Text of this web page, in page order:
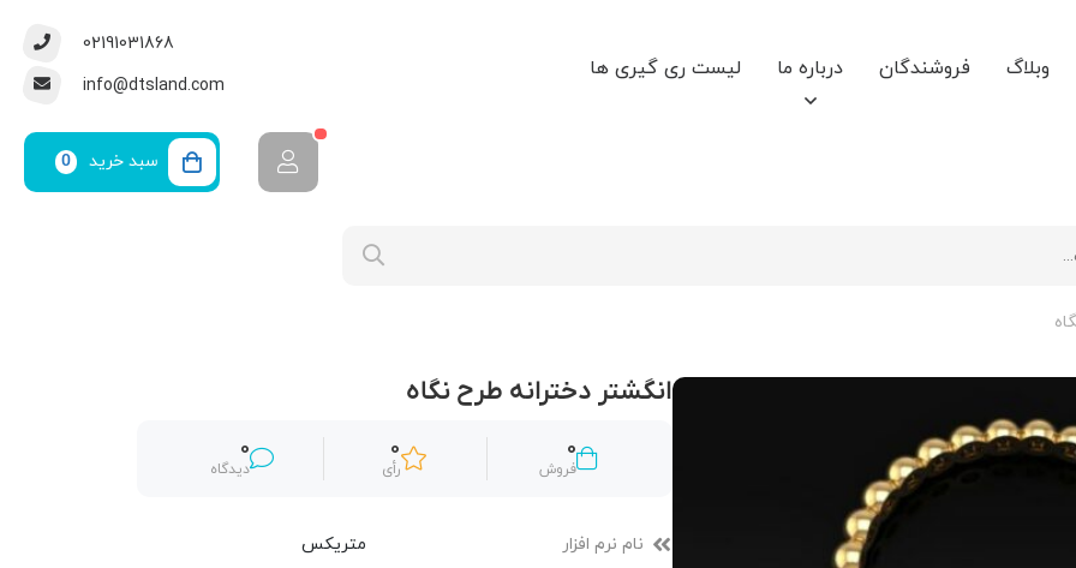
وبلاگ فروشندگان درباره ما لیست ری گیری ها
02191031868
info@dtsland.com
سبد خرید 0
انگشتر دخترانه طرح نگاه
0
فروش
0
رأی
0
دیدگاه
نام نرم افزار متریکس